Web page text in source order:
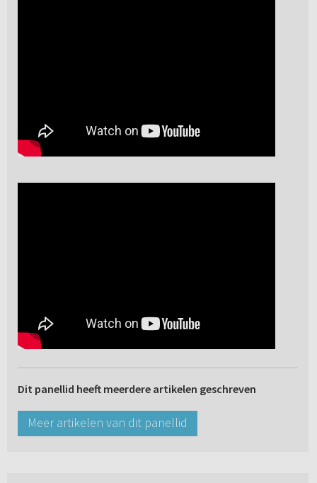
Dit panellid heeft meerdere artikelen geschreven
Meer artikelen van dit panellid